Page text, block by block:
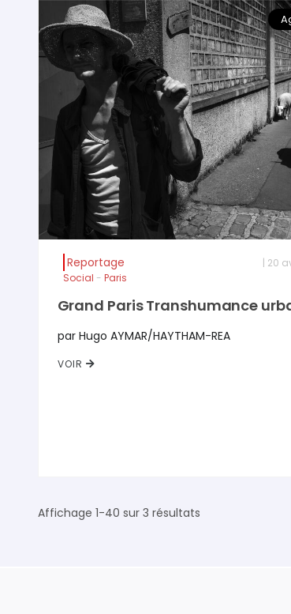
| 20
Reportage
Social - Paris
Grand Paris Transhumance
par Hugo AYMAR/HAYTHAM-REA
VOIR
Affichage 1-40 sur 3 résultats